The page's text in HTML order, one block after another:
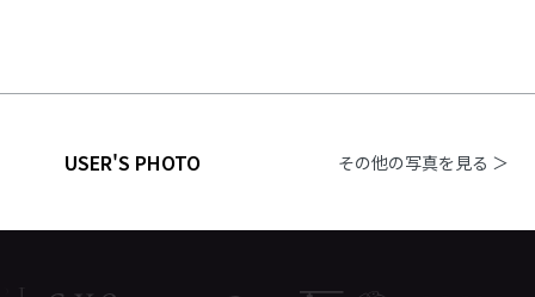
USER'S PHOTO その他の写真を見る ＞